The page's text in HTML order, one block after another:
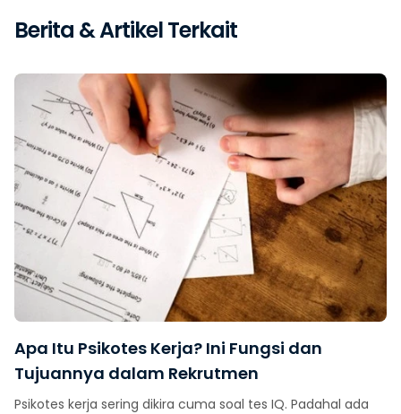
Berita & Artikel Terkait
Apa Itu Psikotes Kerja? Ini Fungsi dan
Tujuannya dalam Rekrutmen
Psikotes kerja sering dikira cuma soal tes IQ. Padahal ada